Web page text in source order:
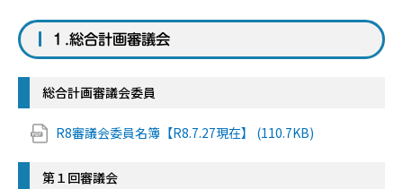
１.総合計画審議会
総合計画審議会委員
R8審議会委員名簿【R8.7.27現在】 (110.7KB)
第１回審議会